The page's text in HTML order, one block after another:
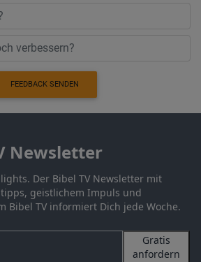
FEEDBACK SENDEN
Newsletter
Der Bibel TV Newsletter mit
geistlichem Impuls und
Bibel TV informiert Dich jede Woche.
Gratis
anfordern